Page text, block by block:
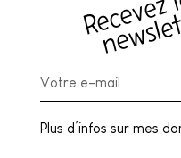
Plus d’infos sur mes